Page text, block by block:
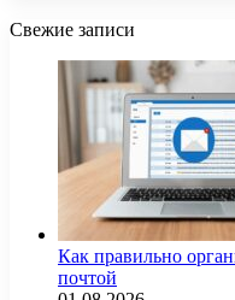
Свежие записи
Как правильно
почтой